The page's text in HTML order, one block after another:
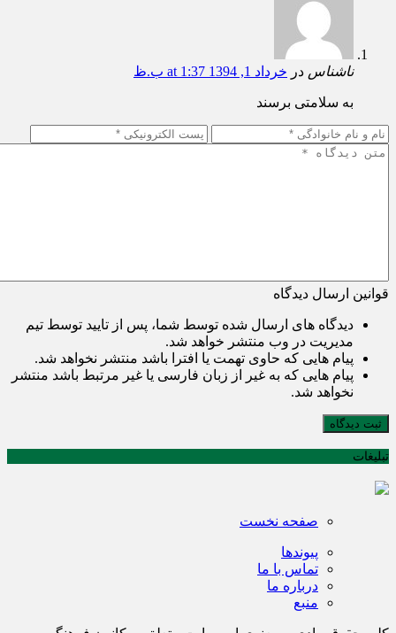
ناشناس در خرداد 1, 1394 at 1:37 ب.ظ
به سلامتی برسند
قوانین ارسال دیدگاه
دیدگاه های ارسال شده توسط شما، پس از تایید توسط تیم
مدیریت در وب منتشر خواهد شد.
پیام هایی که حاوی تهمت یا افترا باشد منتشر نخواهد شد.
پیام هایی که به غیر از زبان فارسی یا غیر مرتبط باشد منتشر
نخواهد شد.
ثبت دیدگاه
تبلیغات
صفحه نخست
پیوندها
تماس با ما
درباره ما
منبع